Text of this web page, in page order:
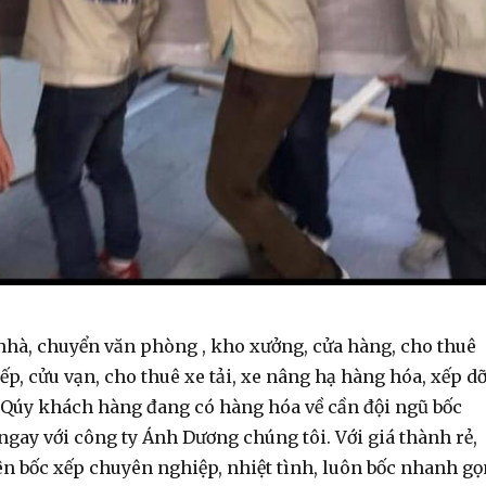
chuyển văn phòng , kho xưởng, cửa hàng, cho thuê
cửu vạn, cho thuê xe tải, xe nâng hạ hàng hóa, xếp dỡ
khách hàng đang có hàng hóa về cần đội ngũ bốc
với công ty Ánh Dương chúng tôi. Với giá thành rẻ,
bốc xếp chuyên nghiệp, nhiệt tình, luôn bốc nhanh